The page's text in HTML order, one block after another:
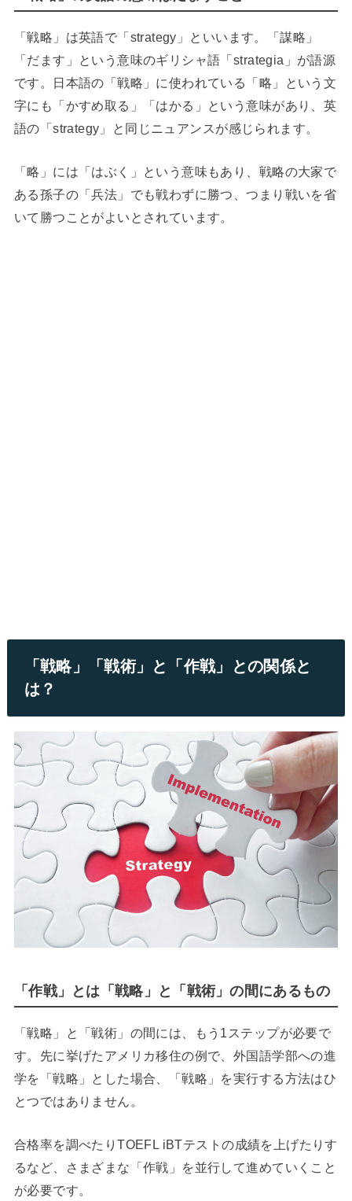
「戦略」は英語で「strategy」といいます。「謀略」
「だます」という意味のギリシャ語「strategia」が語源
です。日本語の「戦略」に使われている「略」という文
字にも「かすめ取る」「はかる」という意味があり、英
語の「strategy」と同じニュアンスが感じられます。
「略」には「はぶく」という意味もあり、戦略の大家で
ある孫子の「兵法」でも戦わずに勝つ、つまり戦いを省
いて勝つことがよいとされています。
「戦略」「戦術」と「作戦」との関係と
は？
「作戦」とは「戦略」と「戦術」の間にあるもの
「戦略」と「戦術」の間には、もう1ステップが必要で
す。先に挙げたアメリカ移住の例で、外国語学部への進
学を「戦略」とした場合、「戦略」を実行する方法はひ
とつではありません。
合格率を調べたりTOEFL iBTテストの成績を上げたりす
るなど、さまざまな「作戦」を並行して進めていくこと
が必要です。